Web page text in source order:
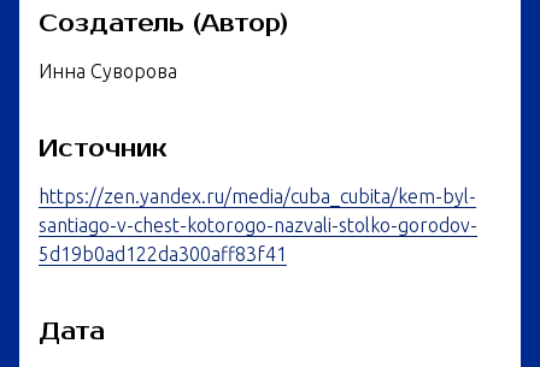
Создатель (Автор)
Инна Суворова
Источник
https://zen.yandex.ru/media/cuba_cubita/kem-byl-
santiago-v-chest-kotorogo-nazvali-stolko-gorodov-
5d19b0ad122da300aff83f41
Дата